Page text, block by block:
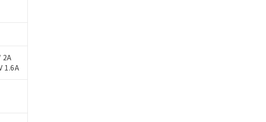
2A
1.6A
格(税抜)を提供させていただ
あることをご了承ください。
合があることをご了承くださ
のオムロン制御機器販売店・
。
合などやむを得ず変更すること
ニルエーテル類(PBDE) 1000ppm以下、
。ェニルエーテル類) : 1000ppm、
チルベンジル) : 1000ppm、
品（以下｢規制貨物等」とい
たは役務取引許可)を取得する
れないよう必要な手段を講じ
他武器並びにこれらの製造装